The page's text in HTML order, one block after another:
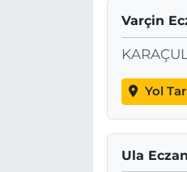
Varçin
Yol
Ula